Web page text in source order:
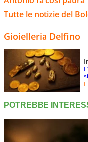
Tutte le notizie del
Gioielleria Delfino